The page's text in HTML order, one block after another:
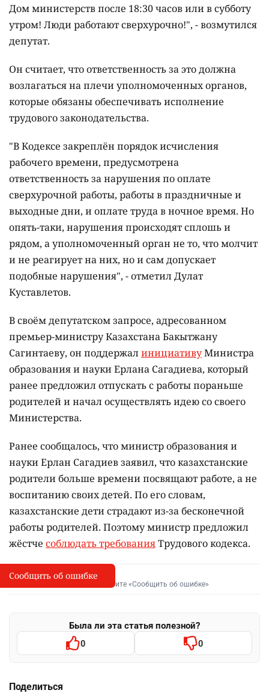
Дом министерств после 18:30 часов или в субботу
утром! Люди работают сверхурочно!", - возмутился
депутат.
Он считает, что ответственность за это должна
возлагаться на плечи уполномоченных органов,
которые обязаны обеспечивать исполнение
трудового законодательства.
"В Кодексе закреплён порядок исчисления
рабочего времени, предусмотрена
ответственность за нарушения по оплате
сверхурочной работы, работы в праздничные и
выходные дни, и оплате труда в ночное время. Но
опять-таки, нарушения происходят сплошь и
рядом, а уполномоченный орган не то, что молчит
и не реагирует на них, но и сам допускает
подобные нарушения", - отметил Дулат
Куставлетов.
В своём депутатском запросе, адресованном
премьер-министру Казахстана Бакытжану
Сагинтаеву, он поддержалинициативуМинистра
образования и науки Ерлана Сагадиева, который
ранее предложил отпускать с работы пораньше
родителей и начал осуществлять идею со своего
Министерства.
Ранее сообщалось, что министр образования и
науки Ерлан Сагадиев заявил, что казахстанские
родители больше времени посвящают работе, а не
воспитанию своих детей. По его словам,
казахстанские дети страдают из-за бесконечной
работы родителей. Поэтому министр предложил
жёстче соблюдать требованияТрудового кодекса.
I
Сообщить об опечатке
Выделите фрагмент и нажмите «Сообщить об ошибке»
Была ли эта статья полезной?
0 0
Поделиться
Сообщить об ошибке